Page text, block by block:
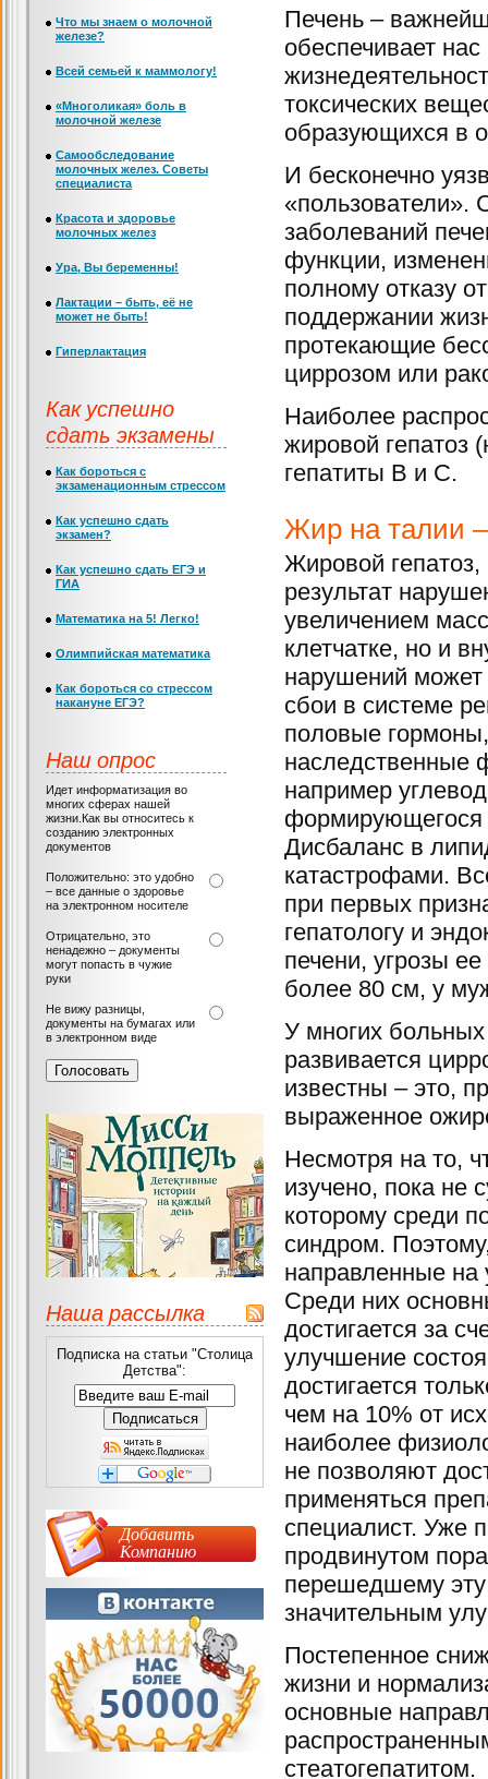
Печень –
обеспечивает
токсических
образующихся в
И бесконечно
«пользователи».
заболеваний
функции,
полному отказу
поддержании
протекающие
циррозом или
Наиболее
жировой гепатоз
гепатиты В и С.
Жир на талии
Жировой гепатоз,
результат
увеличением
клетчатке, но и
нарушений может
сбои в системе
половые
наследственные
например
формирующегося
Дисбаланс в
катастрофами.
при первых
гепатологу и
печени, угрозы
более 80 см, у
У многих
развивается
известны – это,
выраженное
Несмотря на то,
изучено, пока не
которому среди
синдром.
направленные на
Среди них
достигается за
улучшение
достигается
чем на 10% от
наиболее
не позволяют
применяться
специалист. Уже
продвинутом
перешедшему эту
значительным
Постепенное
жизни и
основные
стеатогепатитом.
Что мы знаем о молочной
железе?
Всей семьей к маммологу!
«Многоликая» боль в
молочной железе
Самообследование
молочных желез. Советы
специалиста
Красота и здоровье
молочных желез
Ура, Вы беременны!
Лактации – быть, её не
может не быть!
Гиперлактация
Как успешно
сдать экзамены
Как бороться с
экзаменационным стрессом
Как успешно сдать
экзамен?
Как успешно сдать ЕГЭ и
ГИА
Математика на 5! Легко!
Олимпийская математика
Как бороться со стрессом
накануне ЕГЭ?
Наш опрос
Идет информатизация во
многих сферах нашей
жизни.Как вы относитесь к
созданию электронных
документов
Положительно: это удобно
– все данные о здоровье
на электронном носителе
Отрицательно, это
ненадежно – документы
могут попасть в чужие
руки
Не вижу разницы,
документы на бумагах или
в электронном виде
Наша рассылка
Подписка на статьи "Столица
Детства":
Добавить
Компанию